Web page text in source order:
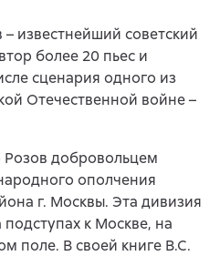
известнейший советский
более 20 пьес и
сценария одного из
Отечественной войне –
Розов добровольцем
ополчения
г. Москвы. Эта дивизия
к Москве, на
поле. В своей книге В.С.